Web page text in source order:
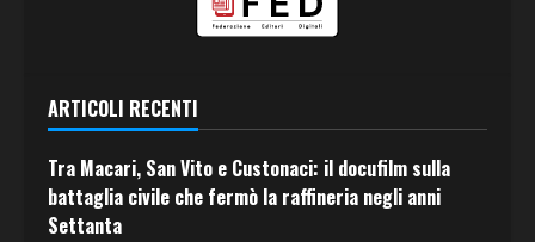
ARTICOLI RECENTI
Tra Macari, San Vito e Custonaci: il docufilm sulla
battaglia civile che fermò la raffineria negli anni
Settanta